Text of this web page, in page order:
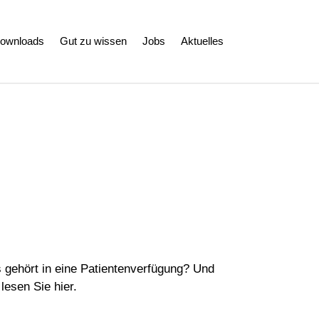
Gut zu wissen Jobs Aktuelles
in eine Patientenverfügung? Und
Sie hier.